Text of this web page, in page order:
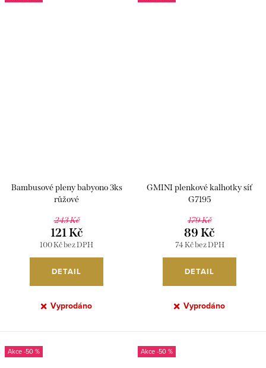
Bambusové pleny babyono 3ks
růžové
243 Kč
100 Kč bez DPH
121 Kč
DETAIL
Vyprodáno
GMINI plenkové kalhotky síť
G7195
179 Kč
74 Kč bez DPH
89 Kč
DETAIL
Vyprodáno
-50 % -50 %